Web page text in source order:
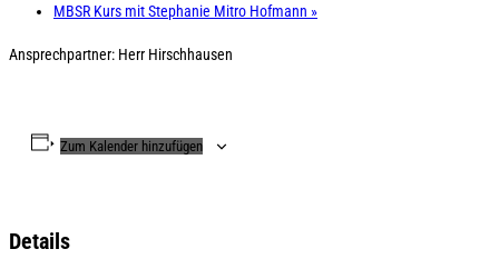
MBSR Kurs mit Stephanie Mitro Hofmann »
Ansprechpartner: Herr Hirschhausen
Zum Kalender hinzufügen
Details